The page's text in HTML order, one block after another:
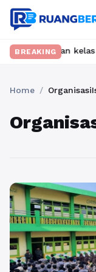
BREAKINGkelas seru
Home /